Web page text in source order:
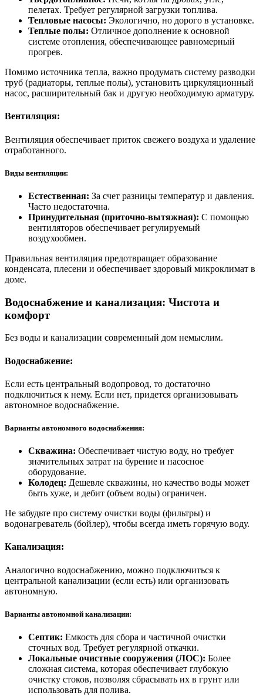
пелетах. Требует регулярной загрузки топлива.
Тепловые насосы: Экологично, но дорого в установке.
Теплые полы: Отличное дополнение к основной
системе отопления, обеспечивающее равномерный
прогрев.
Помимо источника тепла, важно продумать систему разводки
труб (радиаторы, теплые полы), установить циркуляционный
насос, расширительный бак и другую необходимую арматуру.
Вентиляция:
Вентиляция обеспечивает приток свежего воздуха и удаление
отработанного.
Виды вентиляции:
Естественная: За счет разницы температур и давления.
Часто недостаточна.
Принудительная (приточно-вытяжная): С помощью
вентиляторов обеспечивает регулируемый
воздухообмен.
Правильная вентиляция предотвращает образование
конденсата, плесени и обеспечивает здоровый микроклимат в
доме.
Водоснабжение и канализация: Чистота и
комфорт
Без воды и канализации современный дом немыслим.
Водоснабжение:
Если есть центральный водопровод, то достаточно
подключиться к нему. Если нет, придется организовывать
автономное водоснабжение.
Варианты автономного водоснабжения:
Скважина: Обеспечивает чистую воду, но требует
значительных затрат на бурение и насосное
оборудование.
Колодец: Дешевле скважины, но качество воды может
быть хуже, и дебит (объем воды) ограничен.
Не забудьте про систему очистки воды (фильтры) и
водонагреватель (бойлер), чтобы всегда иметь горячую воду.
Канализация:
Аналогично водоснабжению, можно подключиться к
центральной канализации (если есть) или организовать
автономную.
Варианты автономной канализации:
Септик: Емкость для сбора и частичной очистки
сточных вод. Требует регулярной откачки.
Локальные очистные сооружения (ЛОС): Более
сложная система, которая обеспечивает глубокую
очистку стоков, позволяя сбрасывать их в грунт или
использовать для полива.